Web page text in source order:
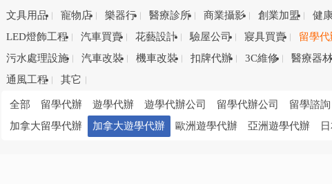
文具用品
寵物店 樂器行 醫療診所 商業攝影 創業加盟 健
LED燈飾工程
汽車買賣 花藝設計 驗屋公司 寢具買賣 留學代
污水處理設施
汽車改裝 機車改裝 扣牌代辦 3C維修 醫療器材
通風工程
其它
全部 留學代辦 遊學代辦 遊學代辦公司 留學代辦公司 留學諮詢
加拿大留學代辦
加拿大遊學代辦 歐洲遊學代辦 亞洲遊學代辦